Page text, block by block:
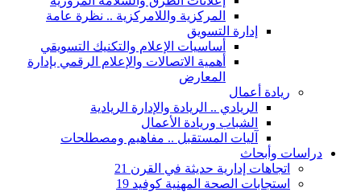
المركزية واللامركزية .. نظرة عامة
إدارة التسويق
أساسيات الإعلام والتكنيك التسويقي
أهمية الاتصالات والإعلام الرقمي بإدارة
المعارض
ريادة أعمال
الريادي .. الريادة والإدارة الريادية
الشباب وريادة الأعمال
آليات المستقبل .. مفاهيم ومصطلحات
دراسات وأبحاث
اتجاهات إدارية حديثة في القرن 21
استجابات الصحة المهنية كوفيد 19